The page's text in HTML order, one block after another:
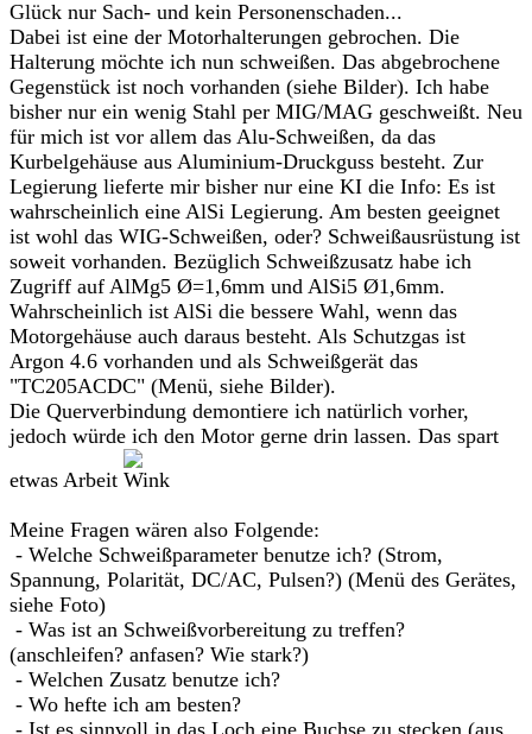
Glück nur Sach- und kein Personenschaden...
Dabei ist eine der Motorhalterungen gebrochen. Die
Halterung möchte ich nun schweißen. Das abgebrochene
Gegenstück ist noch vorhanden (siehe Bilder). Ich habe
bisher nur ein wenig Stahl per MIG/MAG geschweißt. Neu
für mich ist vor allem das Alu-Schweißen, da das
Kurbelgehäuse aus Aluminium-Druckguss besteht. Zur
Legierung lieferte mir bisher nur eine KI die Info: Es ist
wahrscheinlich eine AlSi Legierung. Am besten geeignet
ist wohl das WIG-Schweißen, oder? Schweißausrüstung ist
soweit vorhanden. Bezüglich Schweißzusatz habe ich
Zugriff auf AlMg5 Ø=1,6mm und AlSi5 Ø1,6mm.
Wahrscheinlich ist AlSi die bessere Wahl, wenn das
Motorgehäuse auch daraus besteht. Als Schutzgas ist
Argon 4.6 vorhanden und als Schweißgerät das
"TC205ACDC" (Menü, siehe Bilder).
Die Querverbindung demontiere ich natürlich vorher,
jedoch würde ich den Motor gerne drin lassen. Das spart
etwas Arbeit
Meine Fragen wären also Folgende:
- Welche Schweißparameter benutze ich? (Strom,
Spannung, Polarität, DC/AC, Pulsen?) (Menü des Gerätes,
siehe Foto)
- Was ist an Schweißvorbereitung zu treffen?
(anschleifen? anfasen? Wie stark?)
- Welchen Zusatz benutze ich?
- Wo hefte ich am besten?
- Ist es sinnvoll in das Loch eine Buchse zu stecken (aus